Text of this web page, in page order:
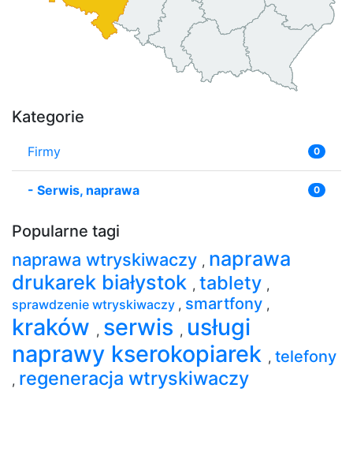
Kategorie
Firmy 0
- Serwis, naprawa 0
Popularne tagi
naprawa wtryskiwaczy , naprawa
drukarek białystok , tablety ,
sprawdzenie wtryskiwaczy , smartfony ,
kraków , serwis , usługi
naprawy kserokopiarek , telefony
, regeneracja wtryskiwaczy